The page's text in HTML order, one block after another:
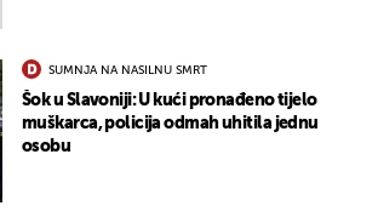
SUMNJA NA NASILNU SMRT
Šok u Slavoniji: U kući pronađeno tijelo
muškarca, policija odmah uhitila jednu
osobu